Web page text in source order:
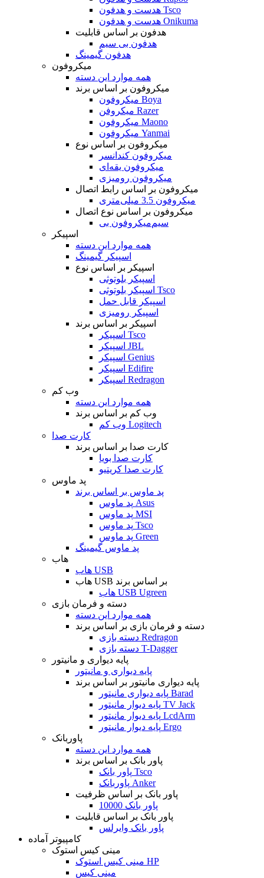
هدست و هدفون Tsco
هدست و هدفون Onikuma
هدفون بر اساس قابلیت
هدفون بی سیم
هدفون گیمینگ
میکروفون
همه موارد این دسته
میکروفون بر اساس برند
میکروفون Boya
میکروفن Razer
میکروفون Maono
میکروفون Yanmai
میکروفون بر اساس نوع
میکروفون کندانسر
میکروفون یقه‌ای
میکروفون رومیزی
میکروفون بر اساس رابط اتصال
میکروفون 3.5 میلی‌متری
میکروفون بر اساس نوع اتصال
میکروفون بی‌‎سیم
اسپیکر
همه موارد این دسته
اسپیکر گیمینگ
اسپیکر بر اساس نوع
اسپیکر بلوتوثی
اسپیکر بلوتوثی Tsco
اسپیکر قابل حمل
اسپیکر رومیزی
اسپیکر بر اساس برند
اسپیکر Tsco
اسپیکر JBL
اسپیکر Genius
اسپیکر Edifire
اسپیکر Redragon
وب کم
همه موارد این دسته
وب کم بر اساس برند
وب کم Logitech
کارت صدا
کارت صدا بر اساس برند
کارت صدا بویا
کارت صدا کریتیو
پد ماوس
پد ماوس بر اساس برند
پد ماوس Asus
پد ماوس MSI
پد ماوس Tsco
پد ماوس Green
پد ماوس گیمینگ
هاب
هاب USB
هاب USB بر اساس برند
هاب USB Ugreen
دسته و فرمان بازی
همه موارد این دسته
دسته و فرمان بازی بر اساس برند
دسته بازی Redragon
دسته بازی T-Dagger
پایه دیواری و مانیتور
پایه دیواری و مانیتور
پایه دیواری مانیتور بر اساس برند
پایه دیواری مانیتور Barad
پایه دیوار مانیتور TV Jack
پایه دیوار مانیتور LcdArm
پایه دیوار مانیتور Ergo
پاوربانک
همه موارد این دسته
پاور بانک بر اساس برند
پاور بانک Tsco
پاوربانک Anker
پاور بانک بر اساس ظرفیت
پاور بانک 10000
پاور بانک بر اساس قابلیت
پاور بانک وایرلس
کامپیوتر آماده
مینی کیس استوک
مینی کیس استوک HP
مینی کیس